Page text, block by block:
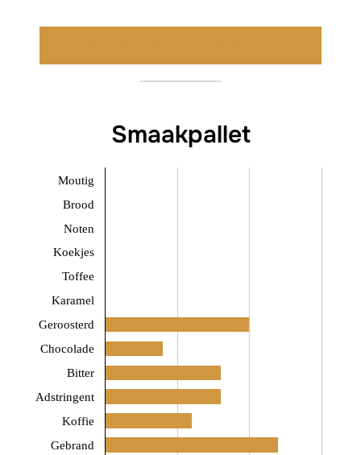
Smaakpallet
Moutig
Brood
Noten
Koekjes
Toffee
Karamel
Geroosterd
Chocolade
Bitter
Adstringent
Koffie
Gebrand